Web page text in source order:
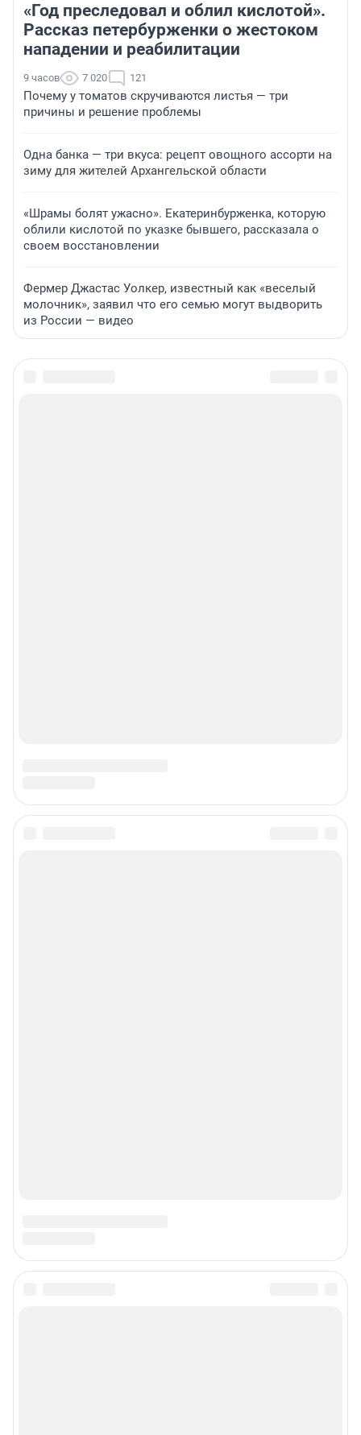
«Год преследовал и облил кислотой».
Рассказ петербурженки о жестоком
нападении и реабилитации
9 часов 7 020 121
Почему у томатов скручиваются листья — три
причины и решение проблемы
Одна банка — три вкуса: рецепт овощного ассорти на
зиму для жителей Архангельской области
«Шрамы болят ужасно». Екатеринбурженка, которую
облили кислотой по указке бывшего, рассказала о
своем восстановлении
Фермер Джастас Уолкер, известный как «веселый
молочник», заявил что его семью могут выдворить
из России — видео